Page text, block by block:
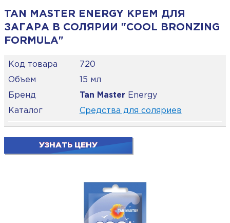
TAN MASTER ENERGY КРЕМ ДЛЯ
ЗАГАРА В СОЛЯРИИ "COOL BRONZING
FORMULA"
Код товара
720
Объем
15 мл
Бренд
Tan Master Energy
Каталог
Средства для соляриев
УЗНАТЬ ЦЕНУ